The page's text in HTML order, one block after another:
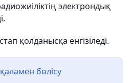
электрондық
қолданысқа енгізіледі.
бөлісу